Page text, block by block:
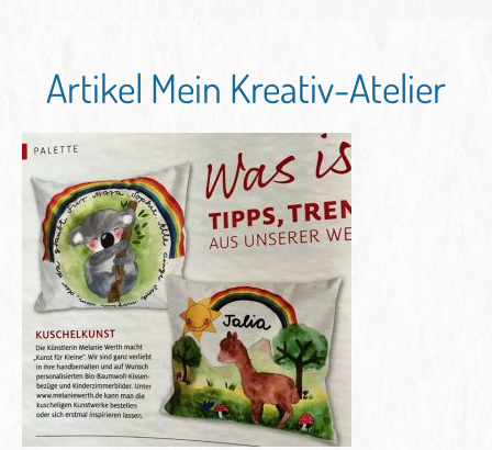
Artikel Mein Kreativ-Atelier